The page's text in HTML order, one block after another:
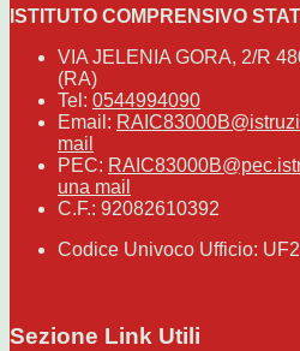
ISTITUTO COMPRENSIVO
VIA JELENIA GORA, 2/R
(RA)
Tel: 0544994090
Email:
mail
PEC:
una mail
C.F.: 92082610392
Codice Univoco Ufficio:
Sezione Link Utili